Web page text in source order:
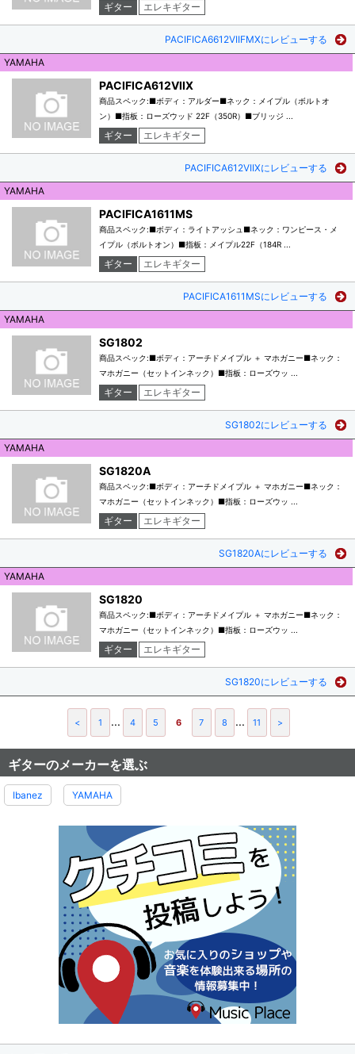
ギター エレキギター
PACIFICA6612VIIFMXにレビューする
YAMAHA
PACIFICA612VIIX
商品スペック:■ボディ：アルダー■ネック：メイプル（ボルトオ
ン）■指板：ローズウッド 22F（350R）■ブリッジ ...
ギター エレキギター
PACIFICA612VIIXにレビューする
YAMAHA
PACIFICA1611MS
商品スペック:■ボディ：ライトアッシュ■ネック：ワンピース・メ
イプル（ボルトオン）■指板：メイプル22F（184R ...
ギター エレキギター
PACIFICA1611MSにレビューする
YAMAHA
SG1802
商品スペック:■ボディ：アーチドメイプル ＋ マホガニー■ネック：
マホガニー（セットインネック）■指板：ローズウッ ...
ギター エレキギター
SG1802にレビューする
YAMAHA
SG1820A
商品スペック:■ボディ：アーチドメイプル ＋ マホガニー■ネック：
マホガニー（セットインネック）■指板：ローズウッ ...
ギター エレキギター
SG1820Aにレビューする
YAMAHA
SG1820
商品スペック:■ボディ：アーチドメイプル ＋ マホガニー■ネック：
マホガニー（セットインネック）■指板：ローズウッ ...
ギター エレキギター
SG1820にレビューする
< 1 ... 4 5 6 7 8 ... 11 >
ギターのメーカーを選ぶ
Ibanez YAMAHA